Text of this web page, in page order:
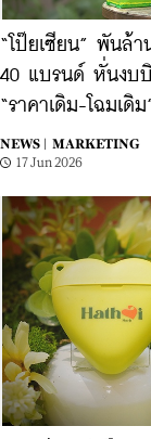
“โป๊ยเซียน” พันล้
40 แบรนด์ หั่นงบ
“ราคาเดิม-โฉมเ
NEWS |
MARKETING
17 Jun 2026